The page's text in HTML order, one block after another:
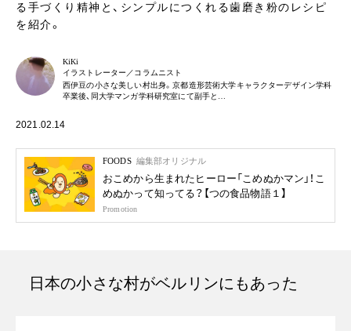
る手づくり精神と、シンプルにつくれる歯磨き粉のレシピ
を紹介。
KiKi
イラストレーター／コラムニスト
西伊豆の小さな美しい村出身。京都造形芸術大学キャラクターデザイン学科
卒業後、同大学マンガ学科研究室にて副手と…
2021.02.14
FOODS 編集部オリジナル
おこめから生まれたヒーロー「こめぬかマン」！こ
めぬかって知ってる？【つの食品物語１】
Promotion
日本の小さな村がベルリンにもあった